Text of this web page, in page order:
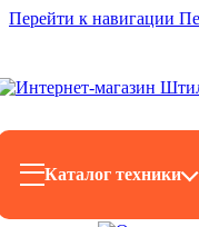
Перейти к навигации
Каталог техники